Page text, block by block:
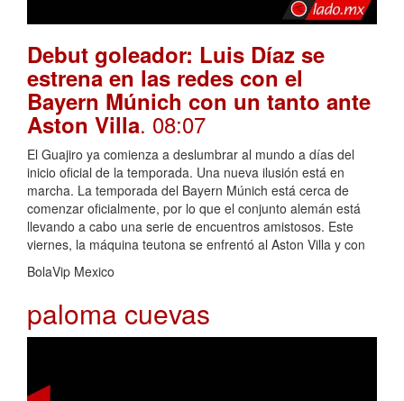
Debut goleador: Luis Díaz se
estrena en las redes con el
Bayern Múnich con un tanto ante
Aston Villa. 08:07
El Guajiro ya comienza a deslumbrar al mundo a días del
inicio oficial de la temporada. Una nueva ilusión está en
marcha. La temporada del Bayern Múnich está cerca de
comenzar oficialmente, por lo que el conjunto alemán está
llevando a cabo una serie de encuentros amistosos. Este
viernes, la máquina teutona se enfrentó al Aston Villa y con
BolaVip Mexico
paloma cuevas